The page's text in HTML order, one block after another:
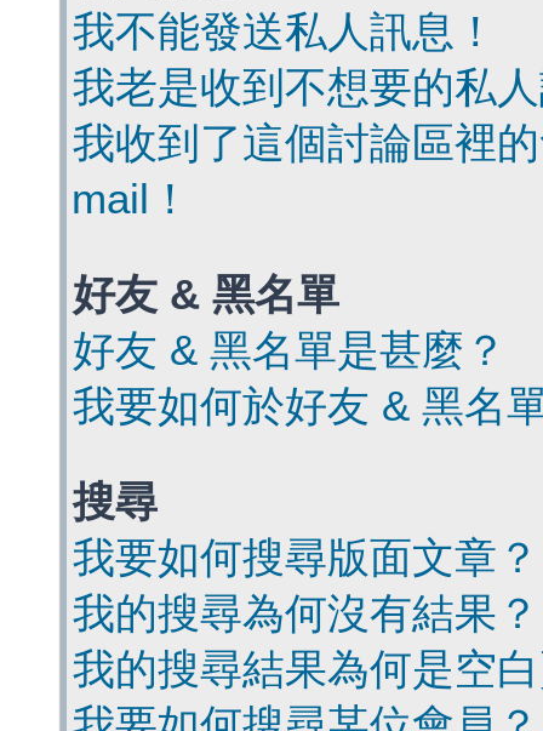
我不能發送私人訊息！
我老是收到不想要的私
我收到了這個討論區裡
mail！
好友 & 黑名單
好友 & 黑名單是甚麼？
我要如何於好友 & 黑名
搜尋
我要如何搜尋版面文章？
我的搜尋為何沒有結果？
我的搜尋結果為何是空